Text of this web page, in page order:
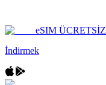
eSIM ÜCRETSİZ
İndirmek